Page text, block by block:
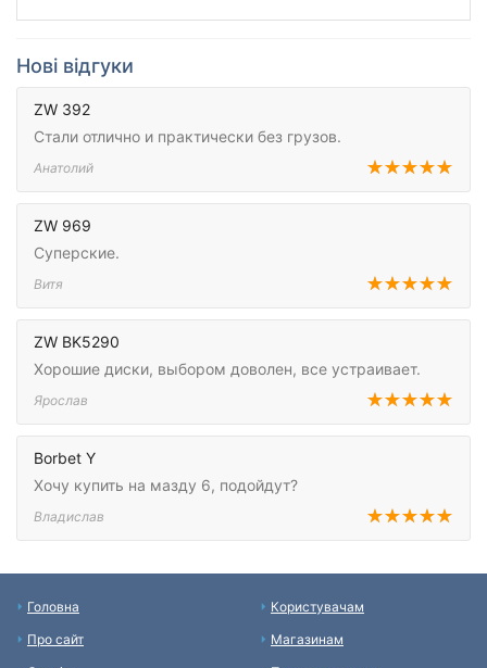
Нові відгуки
ZW 392
Стали отлично и практически без грузов.
Анатолий
ZW 969
Суперские.
Витя
ZW BK5290
Хорошие диски, выбором доволен, все устраивает.
Ярослав
Borbet Y
Хочу купить на мазду 6, подойдут?
Владислав
Головна
Про сайт
Користувачам
Магазинам